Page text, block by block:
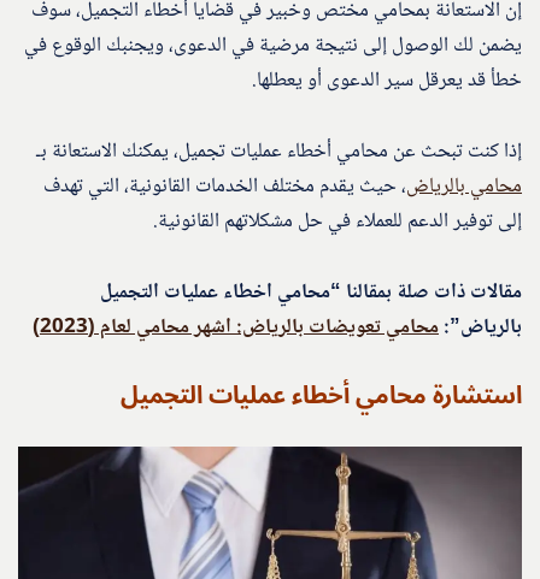
إن الاستعانة بمحامي مختص وخبير في قضايا أخطاء التجميل، سوف
يضمن لك الوصول إلى نتيجة مرضية في الدعوى، ويجنبك الوقوع في
خطأ قد يعرقل سير الدعوى أو يعطلها.
إذا كنت تبحث عن محامي أخطاء عمليات تجميل، يمكنك الاستعانة بـ
محامي بالرياض، حيث يقدم مختلف الخدمات القانونية، التي تهدف
إلى توفير الدعم للعملاء في حل مشكلاتهم القانونية.
مقالات ذات صلة بمقالنا “محامي اخطاء عمليات التجميل
بالرياض”:محامي تعويضات بالرياض: اشهر محامي لعام (2023)
استشارة محامي أخطاء عمليات التجميل